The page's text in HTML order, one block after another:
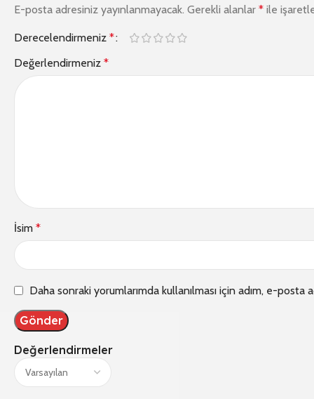
Değerlendirmeler
E-posta adresiniz yayınlanmayacak. Gerekli alanlar * ile
Derecelendirmeniz *
Değerlendirmeniz *
İsim *
Daha sonraki yorumlarımda kullanılması için adım, e-